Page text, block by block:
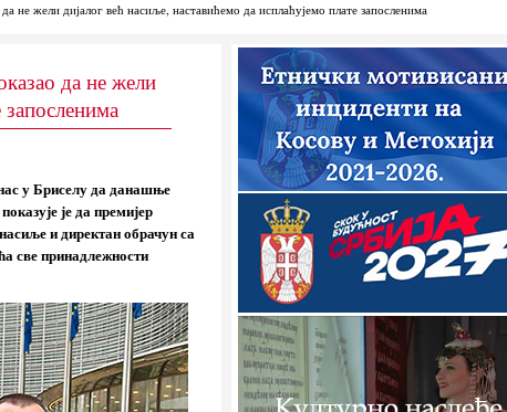
не жели дијалог већ насиље, наставићемо да исплаћујемо плате запосленима
да не жели
запосленима
у Бриселу да данашње
је да премијер
и директан обрачун са
све принадлежности